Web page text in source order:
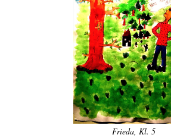
Frieda, Kl. 5